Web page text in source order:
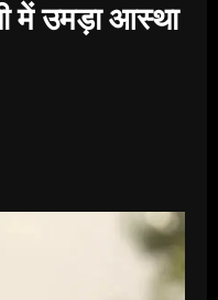
में उमड़ा आस्था